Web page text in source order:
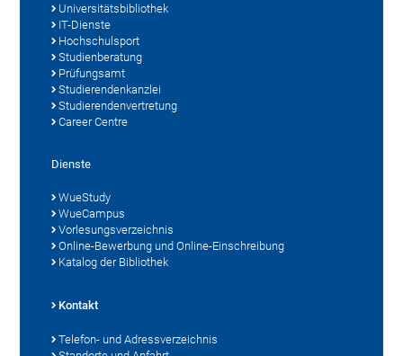
Universitätsbibliothek
IT-Dienste
Hochschulsport
Studienberatung
Prüfungsamt
Studierendenkanzlei
Studierendenvertretung
Career Centre
Dienste
WueStudy
WueCampus
Vorlesungsverzeichnis
Online-Bewerbung und Online-Einschreibung
Katalog der Bibliothek
Kontakt
Telefon- und Adressverzeichnis